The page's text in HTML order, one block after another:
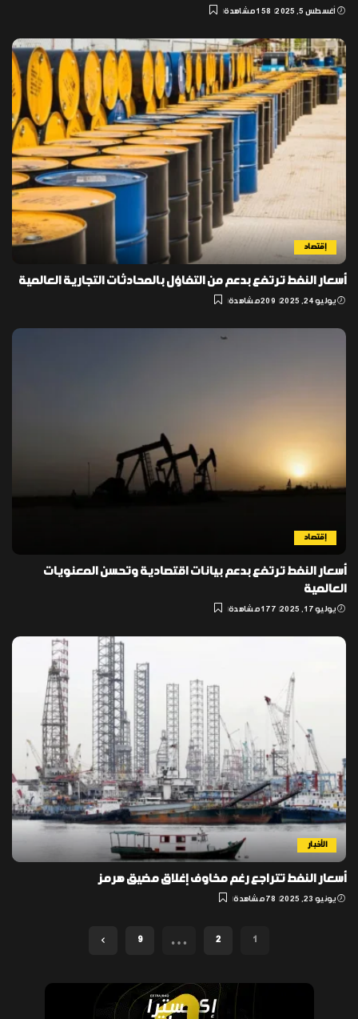
أغسطس 5, 2025 158 مشاهدة
إقتصاد
أسعار النفط ترتفع بدعم من التفاؤل بالمحادثات التجارية العالمية
يوليو 24, 2025 209 مشاهدة
إقتصاد
أسعار النفط ترتفع بدعم بيانات اقتصادية وتحسن المعنويات
العالمية
يوليو 17, 2025 177 مشاهدة
الأخبار
أسعار النفط تتراجع رغم مخاوف إغلاق مضيق هرمز
يونيو 23, 2025 78 مشاهدة
1
2
…
9